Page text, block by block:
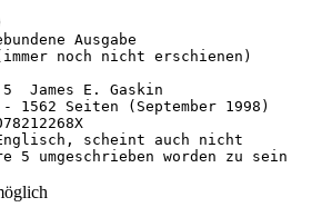
Ausgabe
noch nicht erschienen)
James E. Gaskin
- 1562 Seiten (September 1998)
scheint auch nicht
5 umgeschrieben worden zu sein